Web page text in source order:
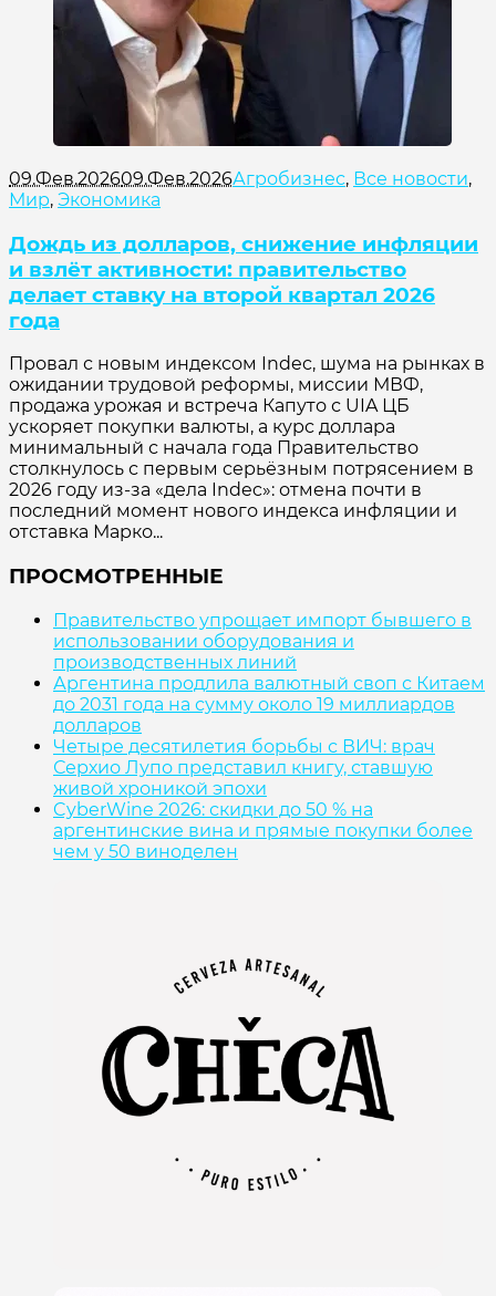
09.Фев.202609.Фев.2026Агробизнес, Все новости,
Мир, Экономика
Дождь из долларов, снижение инфляции
и взлёт активности: правительство
делает ставку на второй квартал 2026
года
Провал с новым индексом Indec, шума на рынках в
ожидании трудовой реформы, миссии МВФ,
продажа урожая и встреча Капуто с UIA ЦБ
ускоряет покупки валюты, а курс доллара
минимальный с начала года Правительство
столкнулось с первым серьёзным потрясением в
2026 году из-за «дела Indec»: отмена почти в
последний момент нового индекса инфляции и
отставка Марко...
ПРОСМОТРЕННЫЕ
Правительство упрощает импорт бывшего в
использовании оборудования и
производственных линий
Аргентина продлила валютный своп с Китаем
до 2031 года на сумму около 19 миллиардов
долларов
Четыре десятилетия борьбы с ВИЧ: врач
Серхио Лупо представил книгу, ставшую
живой хроникой эпохи
CyberWine 2026: скидки до 50 % на
аргентинские вина и прямые покупки более
чем у 50 виноделен